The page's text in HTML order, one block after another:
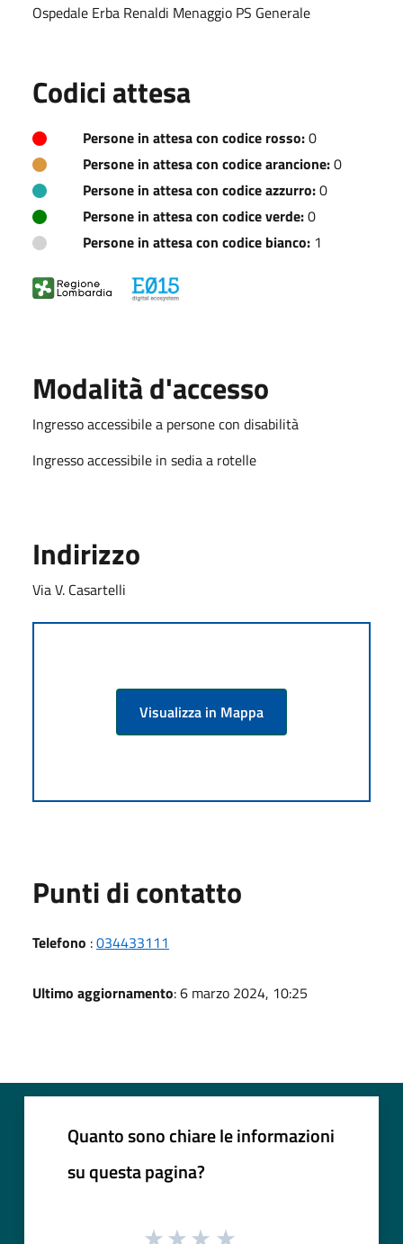
Ospedale Erba Renaldi Menaggio PS Generale
Codici attesa
Persone in attesa con codice rosso:0
Persone in attesa con codice arancione:0
Persone in attesa con codice azzurro:0
Persone in attesa con codice verde:0
Persone in attesa con codice bianco: 1
Modalità d'accesso
Ingresso accessibile a persone con disabilità
Ingresso accessibile in sedia a rotelle
Indirizzo
Via V. Casartelli
Visualizza in Mappa
Punti di contatto
Telefono :034433111
Ultimo aggiornamento: 6 marzo 2024, 10:25
Quanto sono chiare le informazioni
su questa pagina?